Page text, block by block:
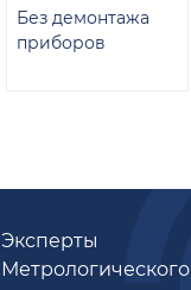
Без демонтажа
приборов
Эксперты
Метрологического